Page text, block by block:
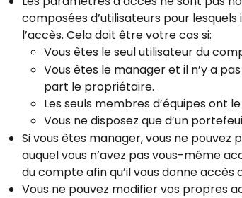
composées d’utilisateurs pour
l’accès. Cela doit être votre cas si:
Vous êtes le seul utilisateur du
Vous êtes le manager et il n’y a
part le propriétaire.
Les seuls membres d’équipes ont
Vous ne disposez que d’un
Si vous êtes manager, vous ne pouvez
auquel vous n’avez pas vous-même
du compte afin qu’il vous donne
Vous ne pouvez modifier vos propres